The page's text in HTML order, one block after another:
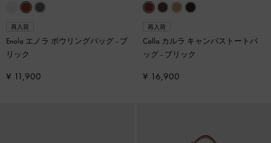
再入荷
Enola エノラ ボウリングバッグ- ブ
リック
¥ 11,900
再入荷
Calla カルラ キャンバストートバ
ッグ- ブリック
¥ 16,900